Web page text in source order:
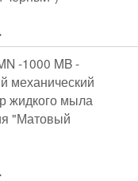
-1000 MB -
механический
жидкого мыла
"Матовый